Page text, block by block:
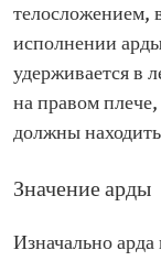
телосложением,
исполнении
удерживается в
на правом
должны
Значение арды
Изначально